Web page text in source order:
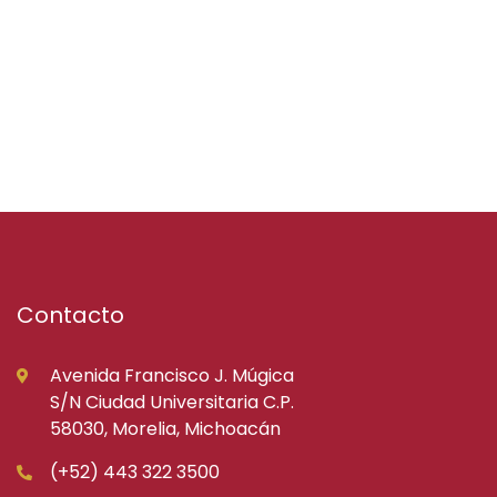
Contacto
Avenida Francisco J. Múgica
S/N Ciudad Universitaria C.P.
58030, Morelia, Michoacán
(+52) 443 322 3500